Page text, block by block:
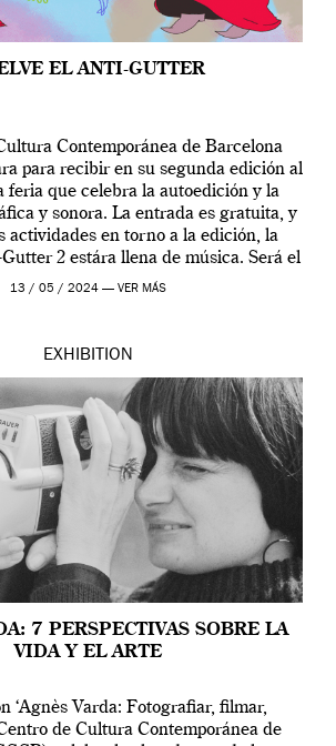
EL ANTI-GUTTER
Contemporánea de Barcelona
para recibir en su segunda edición al
feria que celebra la autoedición y la
y sonora. La entrada es gratuita, y
actividades en torno a la edición, la
2 estára llena de música. Será el
[…]
13 / 05 / 2024 — VER MÁS
EXHIBITION
7 PERSPECTIVAS SOBRE LA
VIDA Y EL ARTE
‘Agnès Varda: Fotografiar, filmar,
de Cultura Contemporánea de